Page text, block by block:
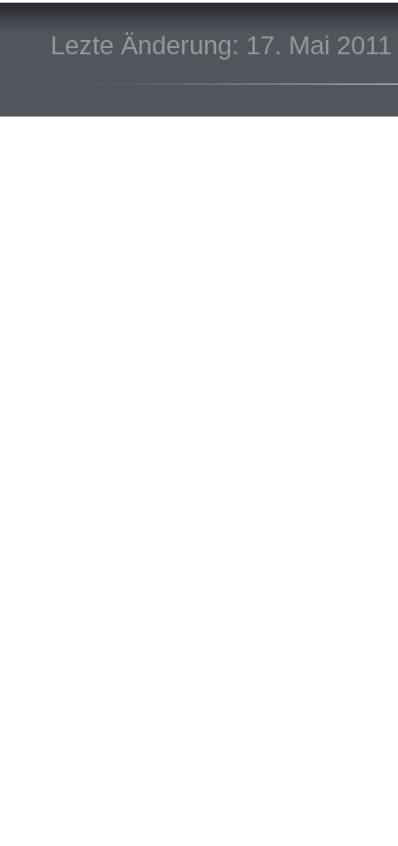
Lezte Änderung: 17. Mai